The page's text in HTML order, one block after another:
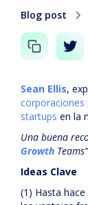
Blog post
Sean Ellis,
corporaciones
startups en la
Una buena
Growth Teams”
Ideas Clave
(1) Hasta